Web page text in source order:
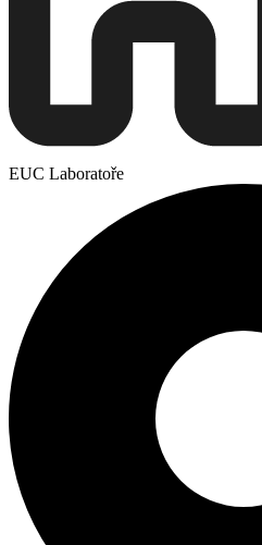
EUC Laboratoře